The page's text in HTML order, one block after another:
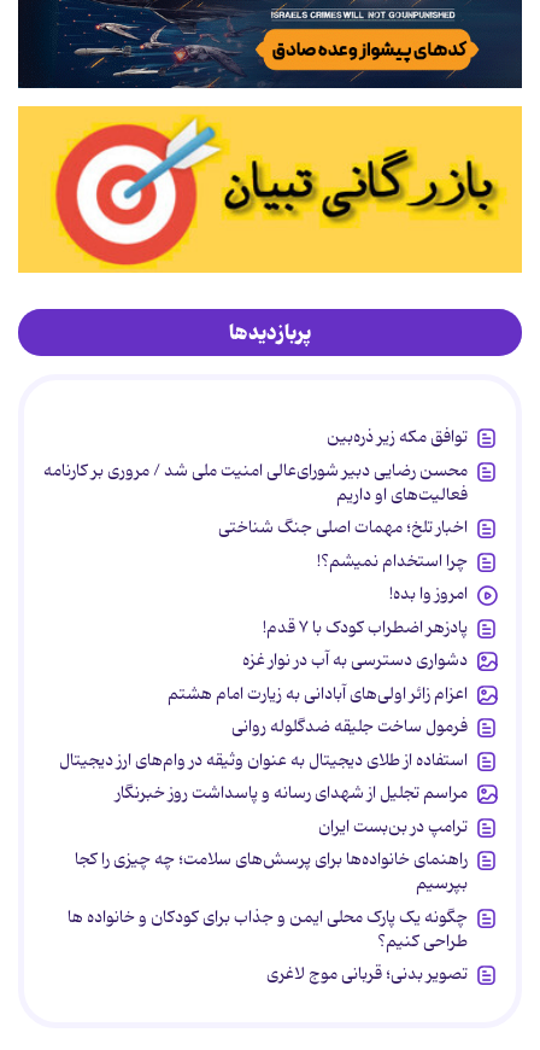
پربازدیدها
توافق مکه زیر ذره‌بین
محسن رضایی دبیر شورای‌عالی امنیت ملی شد / مروری بر کارنامه
فعالیت‌های او داریم
اخبار تلخ؛ مهمات اصلی جنگ شناختی
چرا استخدام نمیشم؟!
امروز وا بده!
پادزهر اضطراب کودک با ۷ قدم!
دشواری دسترسی به آب در نوار غزه
اعزام زائر اولی‌های آبادانی به زیارت امام هشتم
فرمول ساخت جلیقه ضدگلوله روانی
استفاده از طلای دیجیتال به عنوان وثیقه در وام‌های ارز دیجیتال
مراسم تجلیل از شهدای رسانه و پاسداشت روز خبرنگار
ترامپ در بن‌بست ایران
راهنمای خانواده‌ها برای پرسش‌های سلامت؛ چه چیزی را کجا
بپرسیم
چگونه یک پارک محلی ایمن و جذاب برای کودکان و خانواده ها
طراحی کنیم؟
تصویر بدنی؛ قربانی موج لاغری